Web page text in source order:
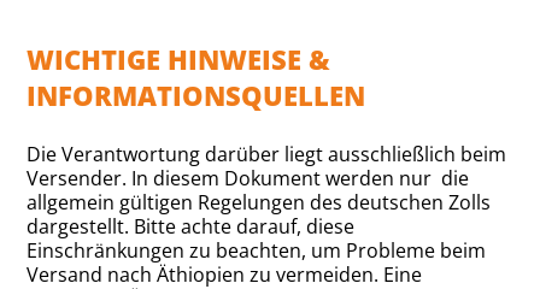
WICHTIGE HINWEISE &
INFORMATIONSQUELLEN
Die Verantwortung darüber liegt ausschließlich beim
Versender. In diesem Dokument werden nur die
allgemein gültigen Regelungen des deutschen Zolls
dargestellt. Bitte achte darauf, diese
Einschränkungen zu beachten, um Probleme beim
Versand nach Äthiopien zu vermeiden. Eine